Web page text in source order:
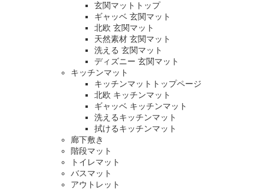
玄関マットトップ
ギャッベ 玄関マット
北欧 玄関マット
天然素材 玄関マット
洗える 玄関マット
ディズニー 玄関マット
キッチンマット
キッチンマットトップページ
北欧 キッチンマット
ギャッベ キッチンマット
洗えるキッチンマット
拭けるキッチンマット
廊下敷き
階段マット
トイレマット
バスマット
アウトレット